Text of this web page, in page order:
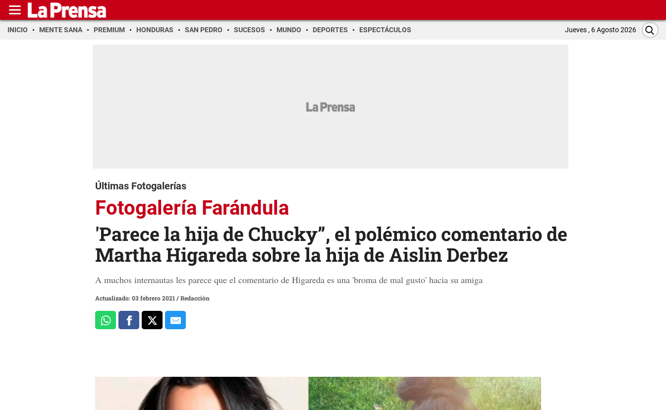
INICIO MENTE SANA PREMIUM HONDURAS SAN PEDRO SUCESOS MUNDO DEPORTES ESPECTÁCULOS Jueves , 6 Agosto 2026
Últimas Fotogalerías
Fotogalería Farándula
'Parece la hija de Chucky”, el polémico comentario de
Martha Higareda sobre la hija de Aislin Derbez
A muchos internautas les parece que el comentario de Higareda es una 'broma de mal gusto' hacia su amiga
Actualizado: 03 febrero 2021 /Redacción